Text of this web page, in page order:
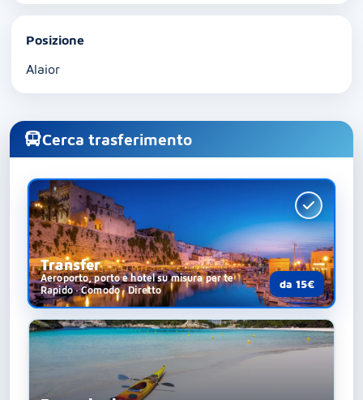
Posizione
Alaior
Cerca trasferimento
Transfer
Aeroporto, porto e hotel su misura per te
Rapido · Comodo · Diretto
da 15€